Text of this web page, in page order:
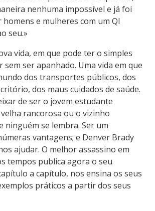
nenhuma impossível e já foi
e mulheres com um QI
seu.»
vida, em que pode ter o simples
sem ser apanhado. Uma vida em que
dos transportes públicos, dos
dos maus cuidados de saúde.
de ser o jovem estudante
rancorosa ou o vizinho
ninguém se lembra. Ser um
vantagens; e Denver Brady
ajudar. O melhor assassino em
tempos publica agora o seu
a capítulo, nos ensina os seus
práticos a partir dos seus